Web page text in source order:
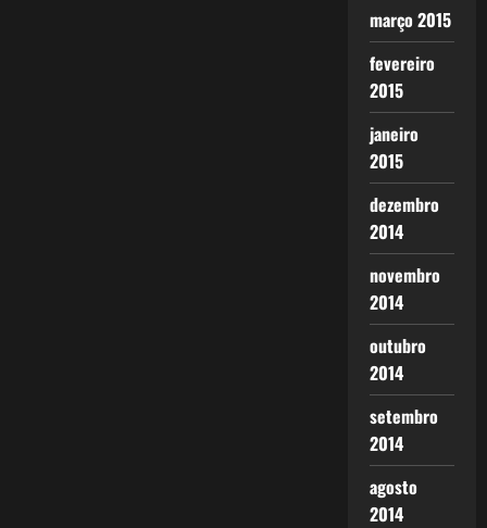
março 2015
fevereiro
2015
janeiro
2015
dezembro
2014
novembro
2014
outubro
2014
setembro
2014
agosto
2014